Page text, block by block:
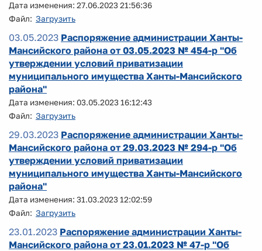
Дата изменения: 27.06.2023 21:56:36
Файл: Загрузить
03.05.2023 Распоряжение администрации Ханты-
Мансийского района от 03.05.2023 № 454-р "Об
утверждении условий приватизации
муниципального имущества Ханты-Мансийского
района"
Дата изменения: 03.05.2023 16:12:43
Файл: Загрузить
29.03.2023 Распоряжение администрации Ханты-
Мансийского района от 29.03.2023 № 294-р "Об
утверждении условий приватизации
муниципального имущества Ханты-Мансийского
района"
Дата изменения: 31.03.2023 12:02:59
Файл: Загрузить
23.01.2023 Распоряжение администрации Ханты-
Мансийского района от 23.01.2023 № 47-р "Об